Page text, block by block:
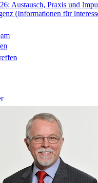
Austausch, Praxis und
(Informationen für